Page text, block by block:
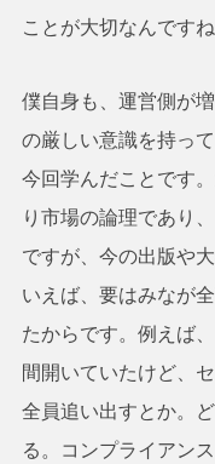
ことが大切なんですね
僕自身も、運営側が
の厳しい意識を持っ
今回学んだことです
り市場の論理であり
ですが、今の出版や
いえば、要はみなが
たからです。例えば
間開いていたけど、
全員追い出すとか。
る。コンプライアン